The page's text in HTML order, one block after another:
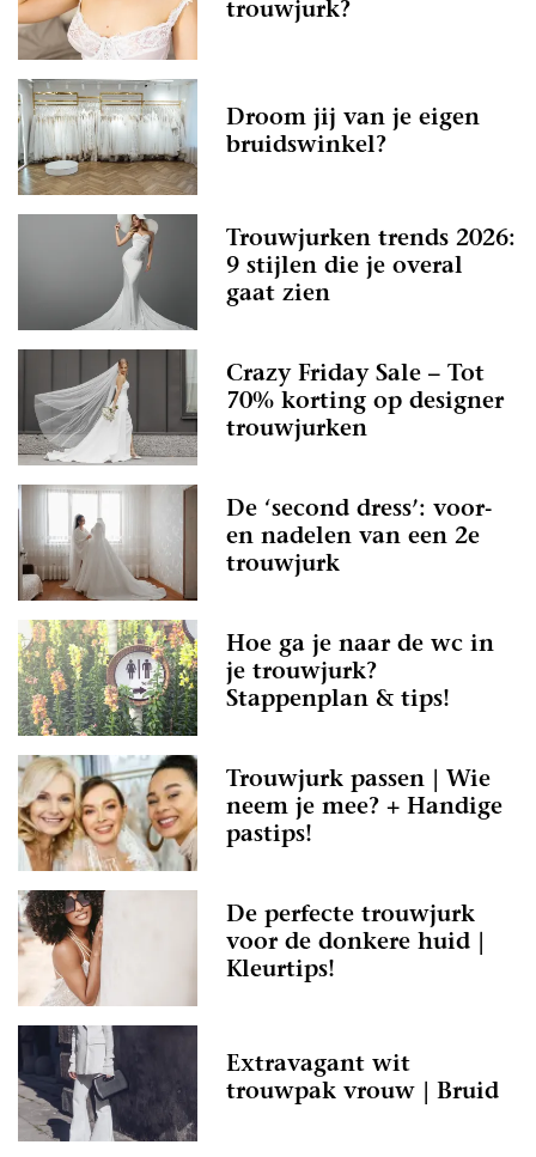
trouwjurk?
Droom jij van je eigen
bruidswinkel?
Trouwjurken trends 2026:
9 stijlen die je overal
gaat zien
Crazy Friday Sale – Tot
70% korting op designer
trouwjurken
De ‘second dress’: voor-
en nadelen van een 2e
trouwjurk
Hoe ga je naar de wc in
je trouwjurk?
Stappenplan & tips!
Trouwjurk passen | Wie
neem je mee? + Handige
pastips!
De perfecte trouwjurk
voor de donkere huid |
Kleurtips!
Extravagant wit
trouwpak vrouw | Bruid